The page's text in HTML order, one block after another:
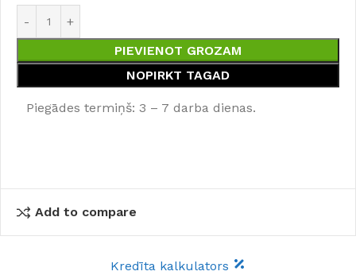
PIEVIENOT GROZAM
NOPIRKT TAGAD
Piegādes termiņš: 3 – 7 darba dienas.
Add to compare
Kredīta kalkulators